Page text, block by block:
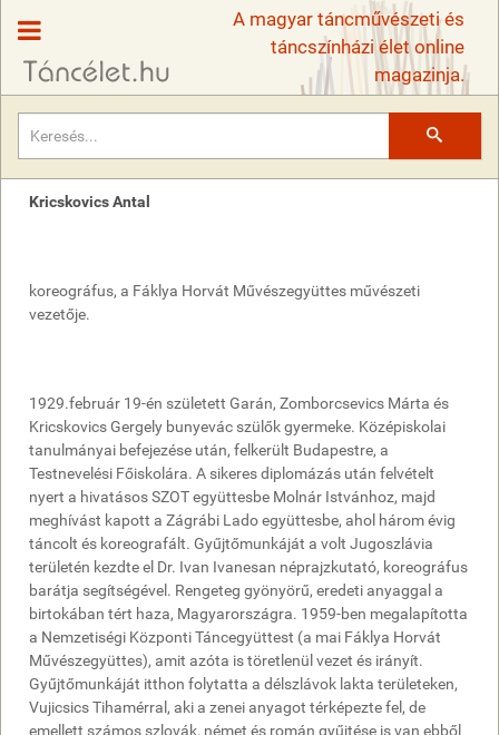
A magyar táncművészeti és
táncszínházi élet online
magazinja.
Kricskovics Antal
koreográfus, a Fáklya Horvát Művészegyüttes művészeti
vezetője.
1929.február 19-én született Garán, Zomborcsevics Márta és
Kricskovics Gergely bunyevác szülők gyermeke. Középiskolai
tanulmányai befejezése után, felkerült Budapestre, a
Testnevelési Főiskolára. A sikeres diplomázás után felvételt
nyert a hivatásos SZOT együttesbe Molnár Istvánhoz, majd
meghívást kapott a Zágrábi Lado együttesbe, ahol három évig
táncolt és koreografált. Gyűjtőmunkáját a volt Jugoszlávia
területén kezdte el Dr. Ivan Ivanesan néprajzkutató, koreográfus
barátja segítségével. Rengeteg gyönyörű, eredeti anyaggal a
birtokában tért haza, Magyarországra. 1959-ben megalapította
a Nemzetiségi Központi Táncegyüttest (a mai Fáklya Horvát
Művészegyüttes), amit azóta is töretlenül vezet és irányít.
Gyűjtőmunkáját itthon folytatta a délszlávok lakta területeken,
Vujicsics Tihamérral, aki a zenei anyagot térképezte fel, de
emellett számos szlovák, német és román gyűjtése is van ebből